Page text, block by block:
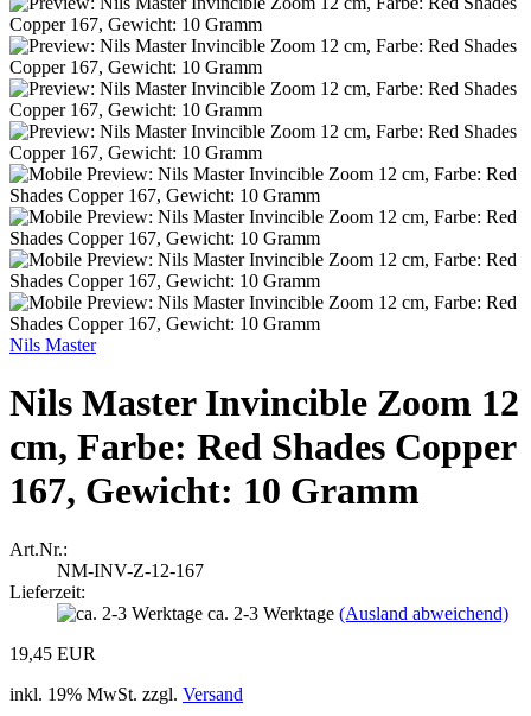
Nils Master
Nils Master Invincible Zoom 12
cm, Farbe: Red Shades Copper
167, Gewicht: 10 Gramm
Art.Nr.:
NM-INV-Z-12-167
Lieferzeit:
ca. 2-3 Werktage (Ausland abweichend)
19,45 EUR
inkl. 19% MwSt. zzgl. Versand